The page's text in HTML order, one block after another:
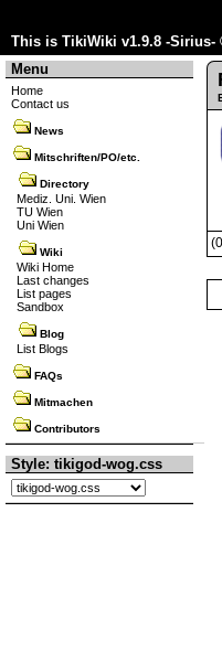
This is TikiWiki v1.9.8 -Sirius-
Menu
Home
Contact us
News
Mitschriften/PO/etc.
Directory
Mediz. Uni. Wien
TU Wien
Uni Wien
Wiki
Wiki Home
Last changes
List pages
Sandbox
Blog
List Blogs
FAQs
Mitmachen
Contributors
Style: tikigod-wog.css